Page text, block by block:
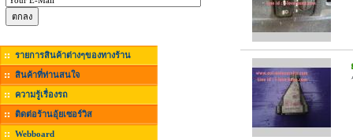
รายการสินค้าต่างๆของทางร้าน
สินค้าที่ท่านสนใจ
ความรู้เรื่องรถ
ติดต่อร้านอุ้ยเซอร์วิส
Webboard